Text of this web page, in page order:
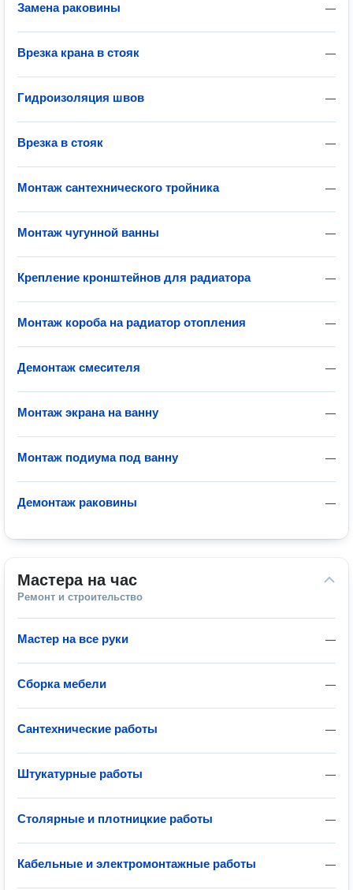
—
Замена раковины
—
Врезка крана в стояк
—
Гидроизоляция швов
—
Врезка в стояк
—
Монтаж сантехнического тройника
—
Монтаж чугунной ванны
—
Крепление кронштейнов для радиатора
—
Монтаж короба на радиатор отопления
—
Демонтаж смесителя
—
Монтаж экрана на ванну
—
Монтаж подиума под ванну
—
Демонтаж раковины
Мастера на час
Ремонт и строительство
—
Мастер на все руки
—
Сборка мебели
—
Сантехнические работы
—
Штукатурные работы
—
Столярные и плотницкие работы
—
Кабельные и электромонтажные работы